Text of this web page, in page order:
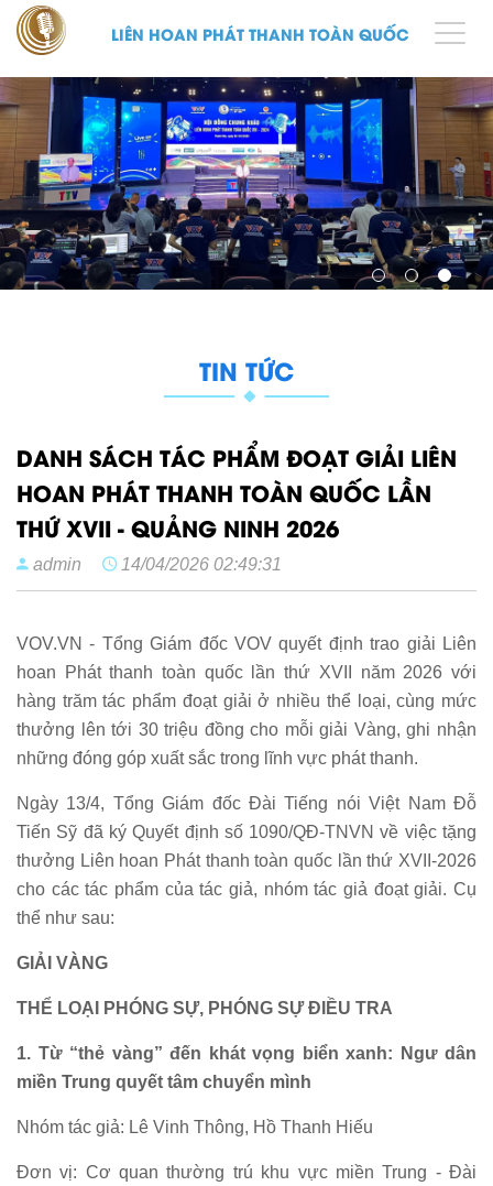
LIÊN HOAN PHÁT THANH TOÀN QUỐC
TIN TỨC
DANH SÁCH TÁC PHẨM ĐOẠT GIẢI LIÊN
HOAN PHÁT THANH TOÀN QUỐC LẦN
THỨ XVII - QUẢNG NINH 2026
admin 14/04/2026 02:49:31
VOV.VN - Tổng Giám đốc VOV quyết định trao giải Liên
hoan Phát thanh toàn quốc lần thứ XVII năm 2026 với
hàng trăm tác phẩm đoạt giải ở nhiều thể loại, cùng mức
thưởng lên tới 30 triệu đồng cho mỗi giải Vàng, ghi nhận
những đóng góp xuất sắc trong lĩnh vực phát thanh.
Ngày 13/4, Tổng Giám đốc Đài Tiếng nói Việt Nam Đỗ
Tiến Sỹ đã ký Quyết định số 1090/QĐ-TNVN về việc tặng
thưởng Liên hoan Phát thanh toàn quốc lần thứ XVII-2026
cho các tác phẩm của tác giả, nhóm tác giả đoạt giải. Cụ
thể như sau:
GIẢI VÀNG
THỂ LOẠI PHÓNG SỰ, PHÓNG SỰ ĐIỀU TRA
1. Từ “thẻ vàng” đến khát vọng biển xanh: Ngư dân
miền Trung quyết tâm chuyển mình
Nhóm tác giả: Lê Vinh Thông, Hồ Thanh Hiếu
Đơn vị: Cơ quan thường trú khu vực miền Trung - Đài